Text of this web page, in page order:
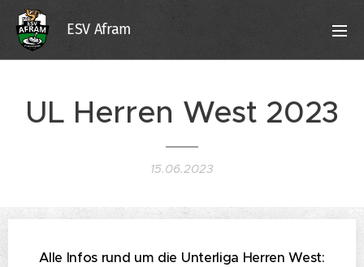
ESV Afram
UL Herren West 2023
15.06.2023
Alle Infos rund um die Unterliga Herren West: